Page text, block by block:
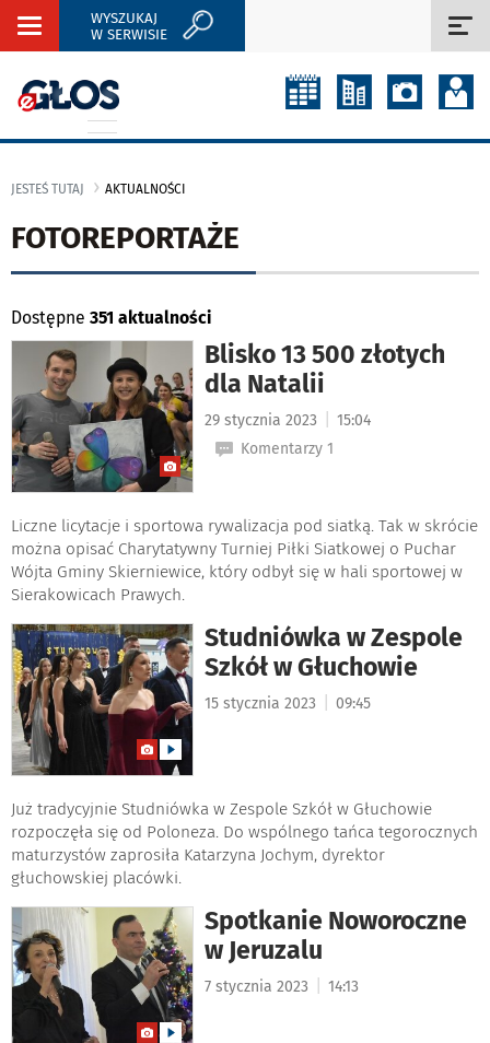
Rozwiń
WYSZUKAJ
W SERWISIE
JESTEŚ TUTAJ AKTUALNOŚCI
FOTOREPORTAŻE
Dostępne 351 aktualności
Blisko 13 500 złotych
dla Natalii
29 stycznia 2023
15:04
Komentarzy 1
Liczne licytacje i sportowa rywalizacja pod siatką. Tak w skrócie
można opisać Charytatywny Turniej Piłki Siatkowej o Puchar
Wójta Gminy Skierniewice, który odbył się w hali sportowej w
Sierakowicach Prawych.
Studniówka w Zespole
Szkół w Głuchowie
15 stycznia 2023 09:45
Już tradycyjnie Studniówka w Zespole Szkół w Głuchowie
rozpoczęła się od Poloneza. Do wspólnego tańca tegorocznych
maturzystów zaprosiła Katarzyna Jochym, dyrektor
głuchowskiej placówki.
Spotkanie Noworoczne
w Jeruzalu
7 stycznia 2023 14:13